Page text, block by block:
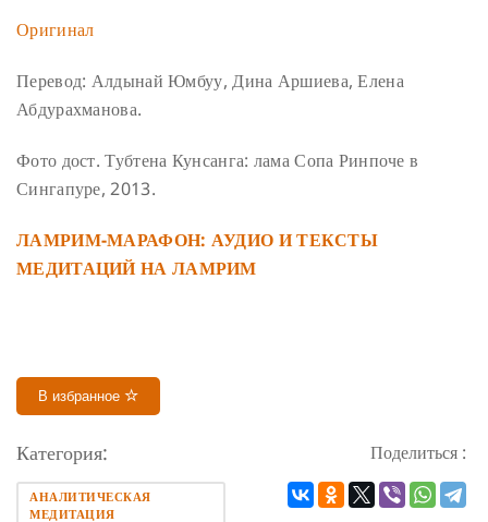
Оригинал
Перевод: Алдынай Юмбуу, Дина Аршиева, Елена
Абдурахманова.
Фото дост. Тубтена Кунсанга: лама Сопа Ринпоче в
Сингапуре, 2013.
ЛАМРИМ-МАРАФОН: АУДИО И ТЕКСТЫ
МЕДИТАЦИЙ НА ЛАМРИМ
В избранное
Категория:
АНАЛИТИЧЕСКАЯ
МЕДИТАЦИЯ
Поделиться :